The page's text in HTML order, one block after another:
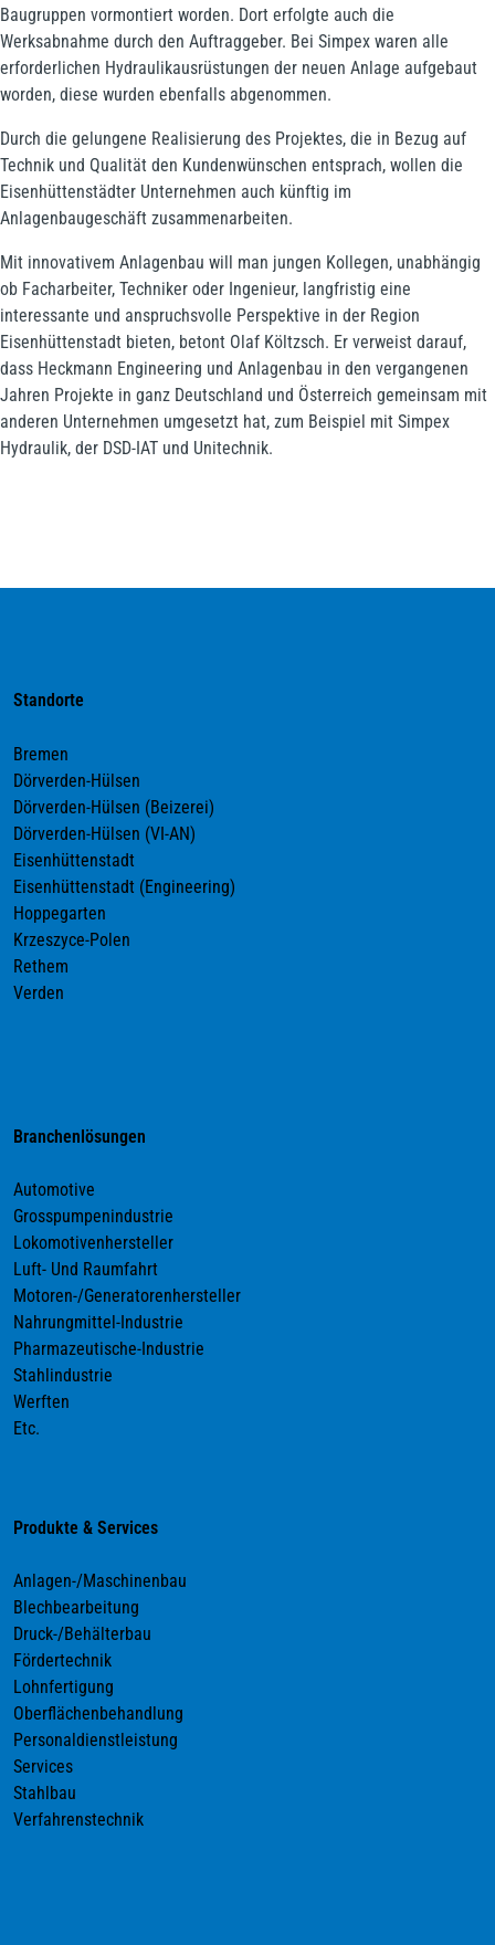
Baugruppen vormontiert worden. Dort erfolgte auch die
Werksabnahme durch den Auftraggeber. Bei Simpex waren alle
erforderlichen Hydraulikausrüstungen der neuen Anlage aufgebaut
worden, diese wurden ebenfalls abgenommen.
Durch die gelungene Realisierung des Projektes, die in Bezug auf
Technik und Qualität den Kundenwünschen entsprach, wollen die
Eisenhüttenstädter Unternehmen auch künftig im
Anlagenbaugeschäft zusammenarbeiten.
Mit innovativem Anlagenbau will man jungen Kollegen, unabhängig
ob Facharbeiter, Techniker oder Ingenieur, langfristig eine
interessante und anspruchsvolle Perspektive in der Region
Eisenhüttenstadt bieten, betont Olaf Költzsch. Er verweist darauf,
dass Heckmann Engineering und Anlagenbau in den vergangenen
Jahren Projekte in ganz Deutschland und Österreich gemeinsam mit
anderen Unternehmen umgesetzt hat, zum Beispiel mit Simpex
Hydraulik, der DSD-IAT und Unitechnik.
Standorte
Bremen
Dörverden-Hülsen
Dörverden-Hülsen (Beizerei)
Dörverden-Hülsen (VI-AN)
Eisenhüttenstadt
Eisenhüttenstadt (Engineering)
Hoppegarten
Krzeszyce-Polen
Rethem
Verden
Branchenlösungen
Automotive
Grosspumpenindustrie
Lokomotivenhersteller
Luft- Und Raumfahrt
Motoren-/Generatorenhersteller
Nahrungmittel-Industrie
Pharmazeutische-Industrie
Stahlindustrie
Werften
Etc.
Produkte & Services
Anlagen-/Maschinenbau
Blechbearbeitung
Druck-/Behälterbau
Fördertechnik
Lohnfertigung
Oberflächenbehandlung
Personaldienstleistung
Services
Stahlbau
Verfahrenstechnik